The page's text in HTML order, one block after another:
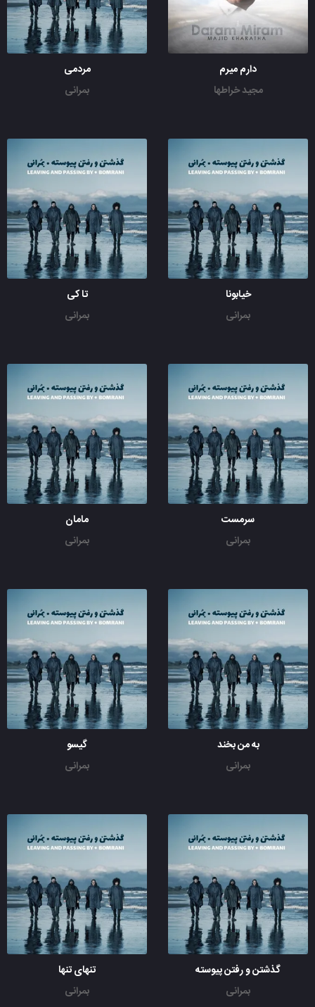
دارم میرم
مجید خراطها
مردمی
بمرانی
خیابونا
بمرانی
تا کی
بمرانی
سرمست
بمرانی
مامان
بمرانی
به من بخند
بمرانی
گیسو
بمرانی
گذشتن و رفتن پیوسته
بمرانی
تنهای تنها
بمرانی